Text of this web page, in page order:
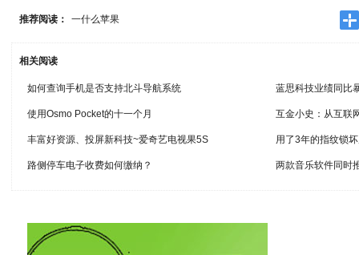
推荐阅读： 一什么苹果
相关阅读
如何查询手机是否支持北斗导航系统 蓝思科技业绩同比
使用Osmo Pocket的十一个月 互金小史：从互联
丰富好资源、投屏新科技~爱奇艺电视果5S 用了3年的指纹锁
路侧停车电子收费如何缴纳？ 两款音乐软件同时